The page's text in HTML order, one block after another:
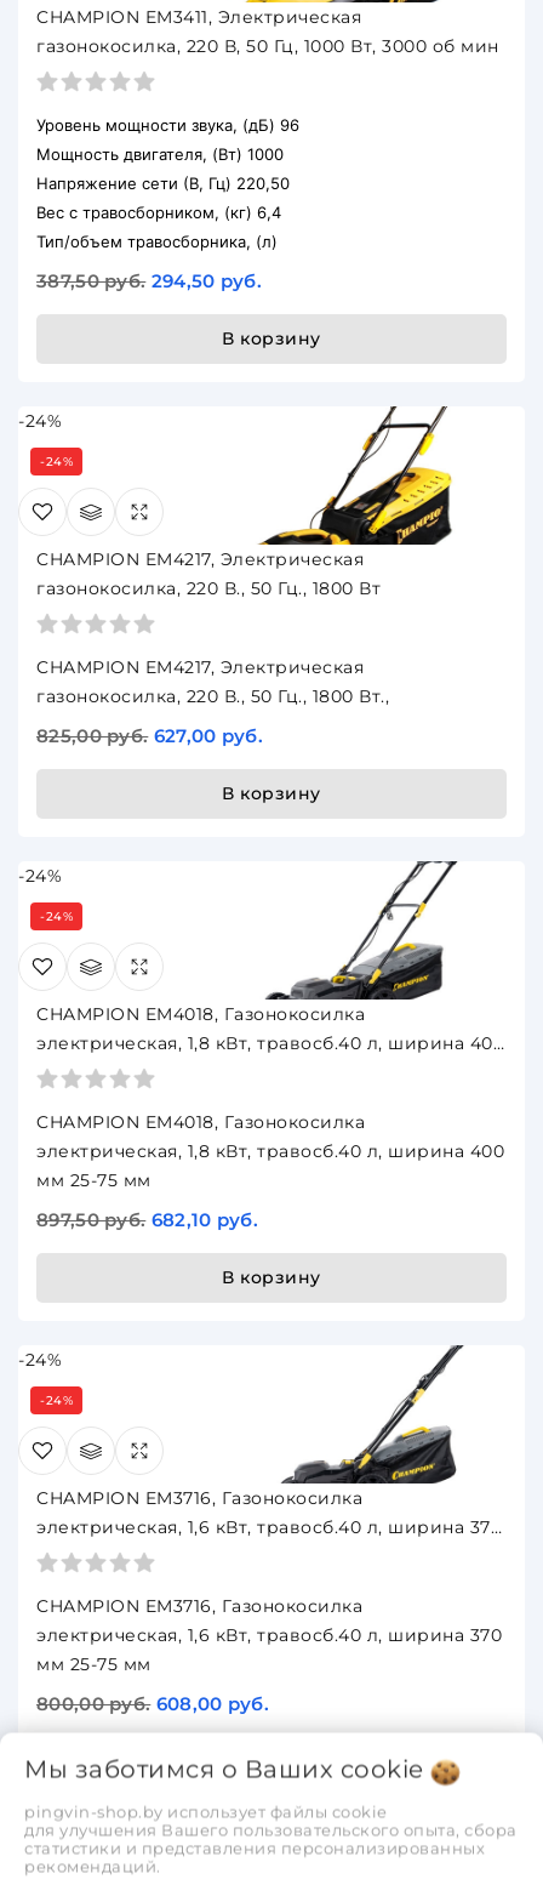
CHAMPION EM3411, Электрическая
газонокосилка, 220 В, 50 Гц, 1000 Вт, 3000 об мин
Уровень мощности звука, (дБ) 96
Мощность двигателя, (Вт) 1000
Напряжение сети (В, Гц) 220,50
Вес c травосборником, (кг) 6,4
Тип/объем травосборника, (л)
387,50 руб. 294,50 руб.
В корзину
-24%
-24%
CHAMPION EM4217, Электрическая
газонокосилка, 220 В., 50 Гц., 1800 Вт
CHAMPION EM4217, Электрическая
газонокосилка, 220 В., 50 Гц., 1800 Вт.,
825,00 руб. 627,00 руб.
В корзину
-24%
-24%
CHAMPION EM4018, Газонокосилка
электрическая, 1,8 кВт, травосб.40 л, ширина 400
мм 25-75 мм
CHAMPION EM4018, Газонокосилка
электрическая, 1,8 кВт, травосб.40 л, ширина 400
мм 25-75 мм
897,50 руб. 682,10 руб.
В корзину
-24%
-24%
CHAMPION EM3716, Газонокосилка
электрическая, 1,6 кВт, травосб.40 л, ширина 370
мм 25-75 мм
CHAMPION EM3716, Газонокосилка
электрическая, 1,6 кВт, травосб.40 л, ширина 370
мм 25-75 мм
800,00 руб. 608,00 руб.
В корзину
-24%
Мы заботимся о Ваших cookie
pingvin-shop.by использует файлы cookie
для улучшения Вашего пользовательского опыта, сбора
статистики и представления персонализированных
рекомендаций.